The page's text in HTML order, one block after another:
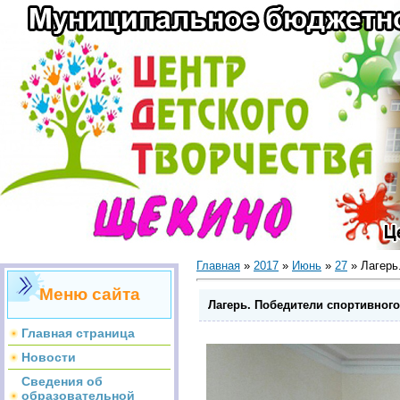
Меню сайта
Главная страница
Новости
Сведения об
образовательной
Главная » 2017 » Июнь » 27 »
Лагерь. Победители